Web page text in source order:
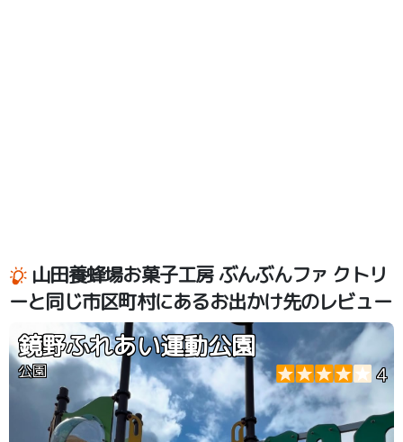
山田養蜂場お菓子工房 ぶんぶんファ クトリ
ーと同じ市区町村にあるお出かけ先のレビュー
鏡野ふれあい運動公園
公園 4